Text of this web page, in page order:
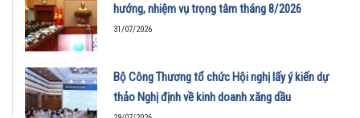
hướng, nhiệm vụ trọng tâm tháng 8/2026
31/07/2026
Bộ Công Thương tổ chức Hội nghị lấy ý kiến dự
thảo Nghị định về kinh doanh xăng dầu